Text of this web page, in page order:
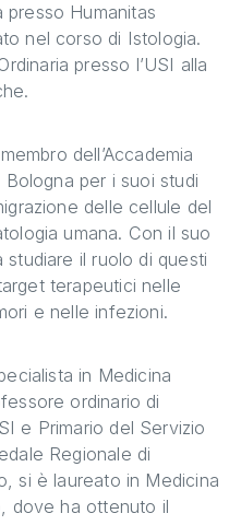
presso Humanitas
nel corso di Istologia.
presso l’USI alla
dell’Accademia
per i suoi studi
delle cellule del
umana. Con il suo
il ruolo di questi
terapeutici nelle
e nelle infezioni.
in Medicina
ordinario di
e Primario del Servizio
Regionale di
si è laureato in Medicina
dove ha ottenuto il